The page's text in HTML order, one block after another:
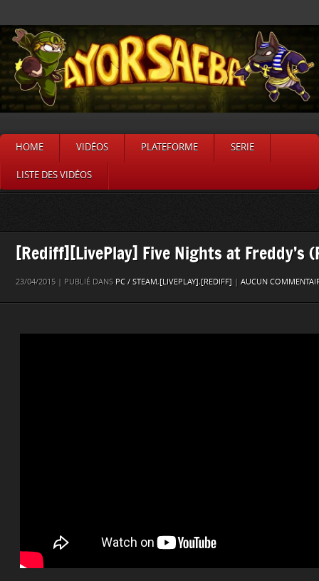
HOME VIDÉOS PLATEFORME SERIE
LISTE DES VIDÉOS
[Rediff][LivePlay] Five Nights at Freddy’s
23/04/2015 | PUBLIÉ DANS PC / STEAM,[LIVEPLAY],[REDIFF] AUCUN